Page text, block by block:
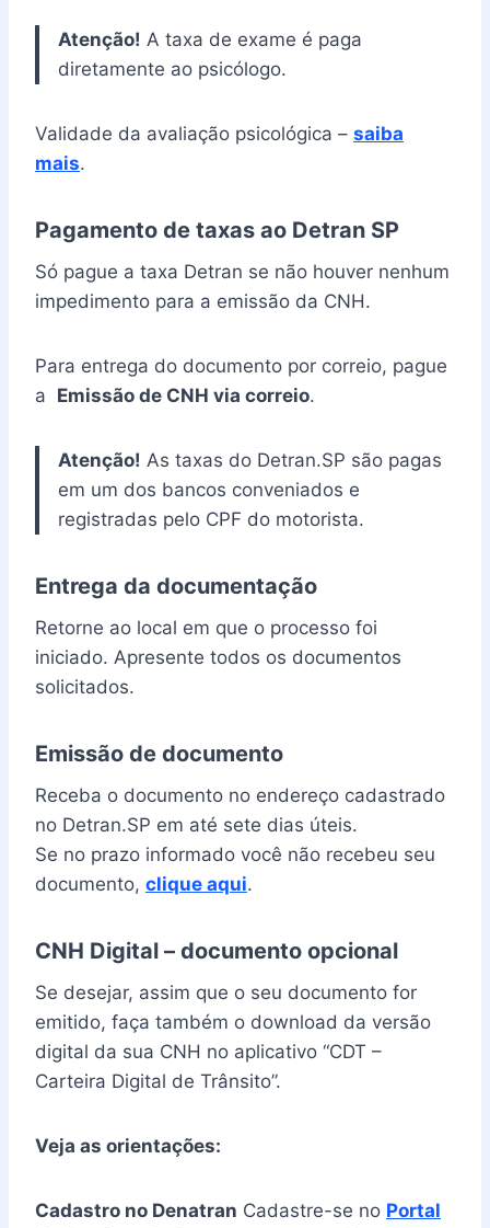
Atenção! A taxa de exame é paga
diretamente ao psicólogo.
Validade da avaliação psicológica – saiba
mais.
Pagamento de taxas ao Detran SP
Só pague a taxa Detran se não houver nenhum
impedimento para a emissão da CNH.
Para entrega do documento por correio, pague
a Emissão de CNH via correio.
Atenção! As taxas do Detran.SP são pagas
em um dos bancos conveniados e
registradas pelo CPF do motorista.
Entrega da documentação
Retorne ao local em que o processo foi
iniciado. Apresente todos os documentos
solicitados.
Emissão de documento
Receba o documento no endereço cadastrado
no Detran.SP em até sete dias úteis.
Se no prazo informado você não recebeu seu
documento, clique aqui.
CNH Digital – documento opcional
Se desejar, assim que o seu documento for
emitido, faça também o download da versão
digital da sua CNH no aplicativo “CDT –
Carteira Digital de Trânsito”.
Veja as orientações:
Cadastro no Denatran Cadastre-se no Portal